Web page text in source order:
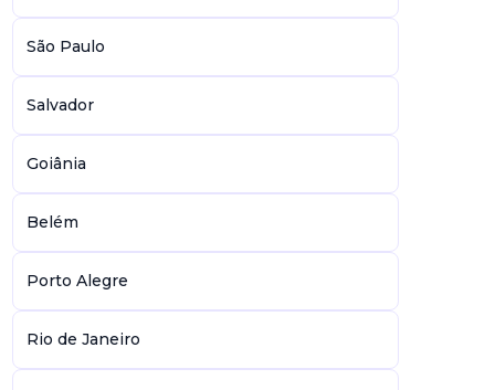
São Paulo
Salvador
Goiânia
Belém
Porto Alegre
Rio de Janeiro